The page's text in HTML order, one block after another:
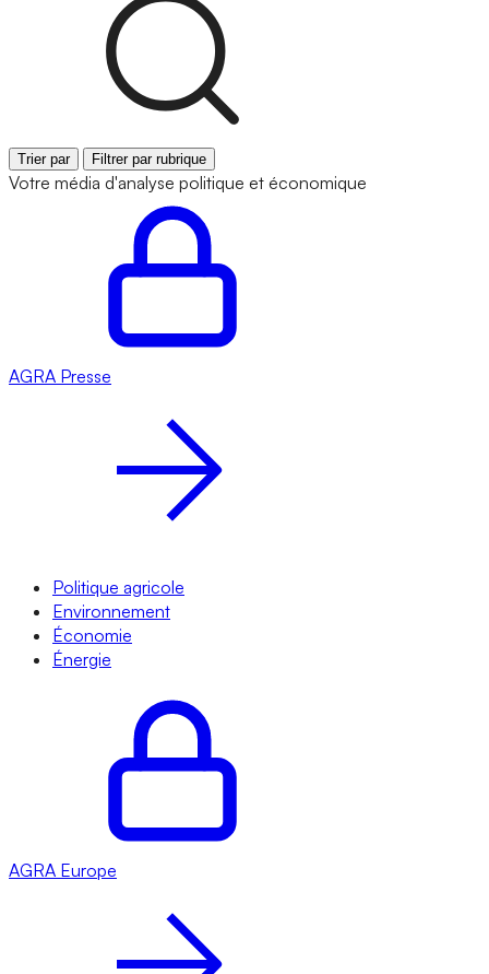
Trier par Filtrer par rubrique
Votre média d'analyse politique et économique
AGRA Presse
Politique agricole
Environnement
Économie
Énergie
AGRA Europe